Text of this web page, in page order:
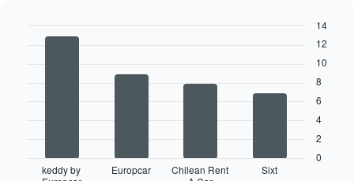
seguente
mostrakeddy by
Europcar
Chilean Rent
Sixt
0
2
4
6
8
10
12
14